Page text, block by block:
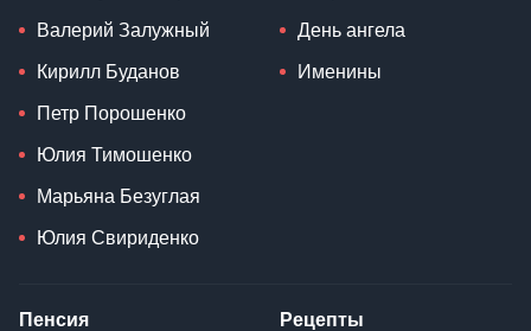
Валерий Залужный
Кирилл Буданов
Петр Порошенко
Юлия Тимошенко
Марьяна Безуглая
Юлия Свириденко
День ангела
Именины
Пенсия Рецепты